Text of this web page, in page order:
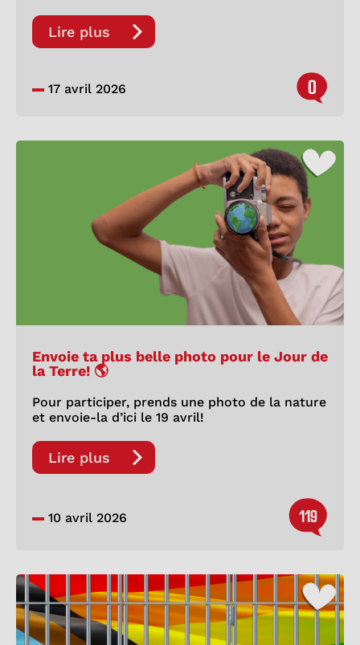
Lire plus
17 avril 2026 0
Envoie ta plus belle photo pour le Jour de
la Terre! 🌎
Pour participer, prends une photo de la nature
et envoie-la d’ici le 19 avril!
Lire plus
10 avril 2026 119